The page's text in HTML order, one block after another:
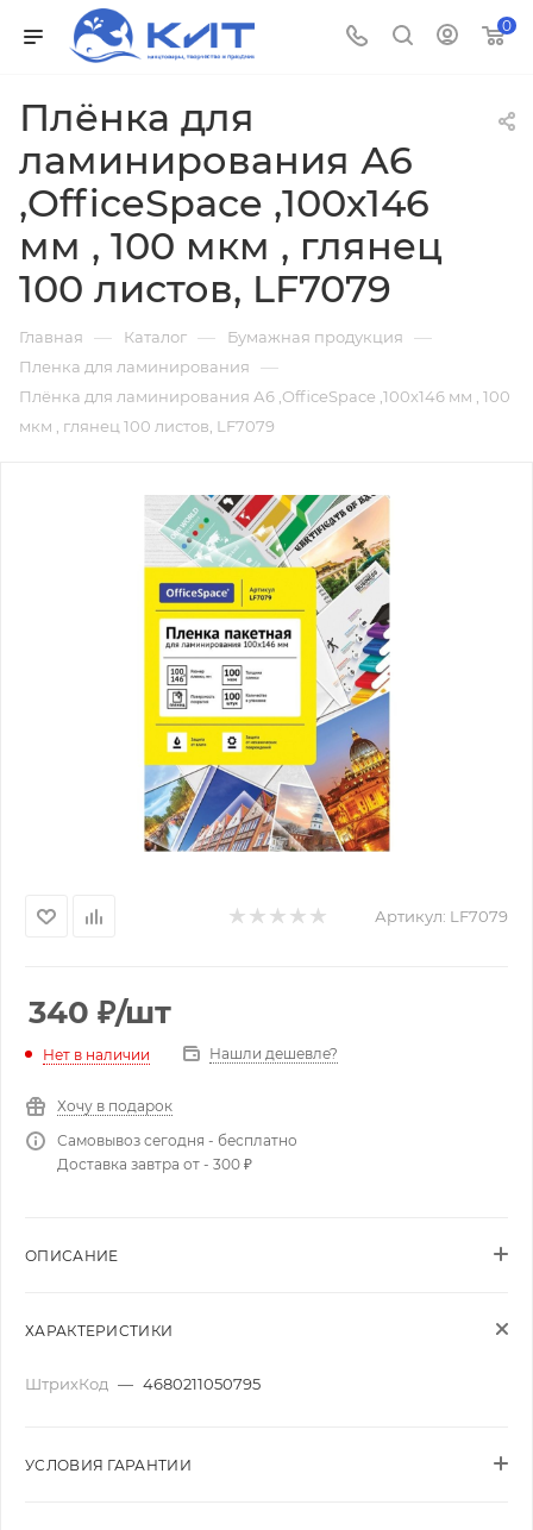
0
Плёнка для
ламинирования А6
,OfficeSpace ,100х146
мм , 100 мкм , глянец
100 листов, LF7079
Главная — Каталог — Бумажная продукция —
Пленка для ламинирования —
Плёнка для ламинирования А6 ,OfficeSpace ,100х146 мм , 100
мкм , глянец 100 листов, LF7079
Артикул: LF7079
340 ₽/шт
Нет в наличии Нашли дешевле?
Хочу в подарок
Самовывоз сегодня - бесплатно
Доставка завтра от - 300 ₽
ОПИСАНИЕ
ХАРАКТЕРИСТИКИ
ШтрихКод — 4680211050795
УСЛОВИЯ ГАРАНТИИ